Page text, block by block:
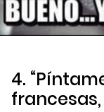
4.
francesas,